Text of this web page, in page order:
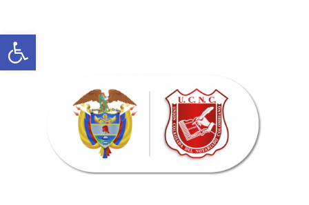
Abrir barra de herramientas